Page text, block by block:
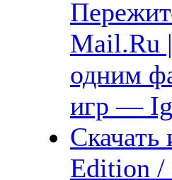
Mail.Ru
одним
игр —
Edition /